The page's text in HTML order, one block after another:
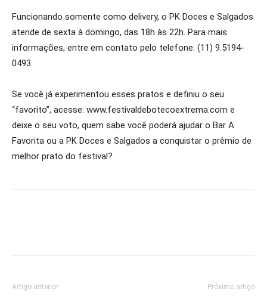
Funcionando somente como delivery, o PK Doces e Salgados
atende de sexta à domingo, das 18h às 22h. Para mais
informações, entre em contato pelo telefone: (11) 9.5194-
0493.
Se você já experimentou esses pratos e definiu o seu
“favorito”, acesse: www.festivaldebotecoextrema.com e
deixe o seu voto, quem sabe você poderá ajudar o Bar A
Favorita ou a PK Doces e Salgados a conquistar o prêmio de
melhor prato do festival?
Artigo anterior Próximo artigo